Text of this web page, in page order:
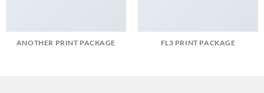
ANOTHER PRINT PACKAGE FL3 PRINT PACKAGE